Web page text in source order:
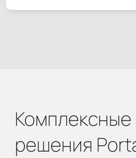
Комплексные
решения